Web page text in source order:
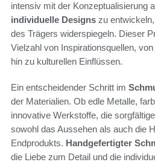
intensiv mit der Konzeptualisierung
individuelle Designs zu
des Trägers widerspiegeln. Dieser
Vielzahl von Inspirationsquellen,
hin zu kulturellen Einflüssen.
Ein entscheidender Schritt im
der Materialien. Ob edle Metalle,
innovative Werkstoffe, die
sowohl das Aussehen als auch die
Endprodukts. Handgefertigter
die Liebe zum Detail und die